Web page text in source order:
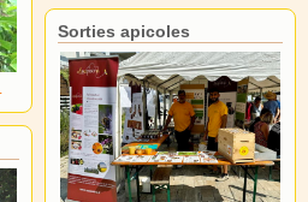
Sorties apicoles